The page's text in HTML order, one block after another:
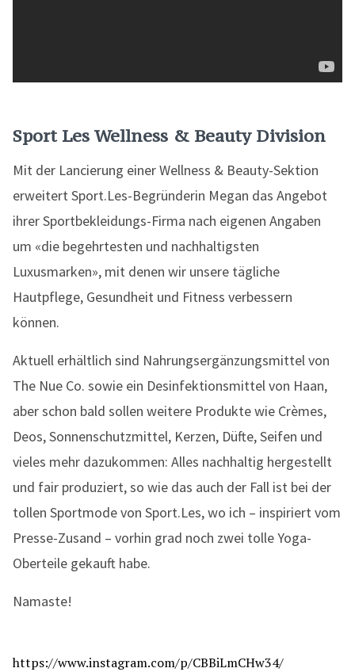
Sport Les Wellness & Beauty Division
Mit der Lancierung einer Wellness & Beauty-Sektion
erweitert Sport.Les-Begründerin Megan das Angebot
ihrer Sportbekleidungs-Firma nach eigenen Angaben
um «die begehrtesten und nachhaltigsten
Luxusmarken», mit denen wir unsere tägliche
Hautpflege, Gesundheit und Fitness verbessern
können.
Aktuell erhältlich sind Nahrungsergänzungsmittel von
The Nue Co. sowie ein Desinfektionsmittel von Haan,
aber schon bald sollen weitere Produkte wie Crèmes,
Deos, Sonnenschutzmittel, Kerzen, Düfte, Seifen und
vieles mehr dazukommen: Alles nachhaltig hergestellt
und fair produziert, so wie das auch der Fall ist bei der
tollen Sportmode von Sport.Les, wo ich – inspiriert vom
Presse-Zusand – vorhin grad noch zwei tolle Yoga-
Oberteile gekauft habe.
Namaste!
https://www.instagram.com/p/CBBiLmCHw34/